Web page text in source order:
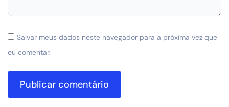
Salvar meus dados neste navegador para a próxima vez que
eu comentar.